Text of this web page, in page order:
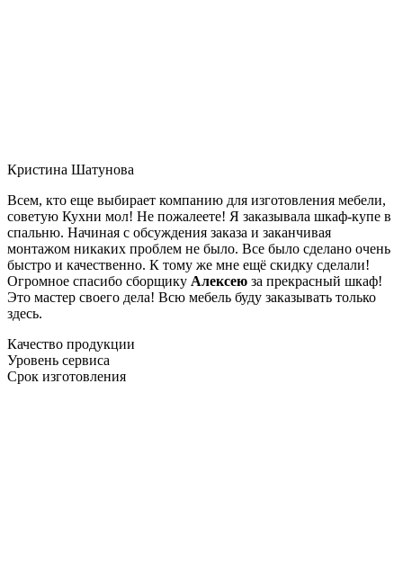
Кристина Шатунова
Всем, кто еще выбирает компанию для изготовления мебели,
советую Кухни мол! Не пожалеете! Я заказывала шкаф-купе в
спальню. Начиная с обсуждения заказа и заканчивая
монтажом никаких проблем не было. Все было сделано очень
быстро и качественно. К тому же мне ещё скидку сделали!
Огромное спасибо сборщику Алексею за прекрасный шкаф!
Это мастер своего дела! Всю мебель буду заказывать только
здесь.
Качество продукции
Уровень сервиса
Срок изготовления